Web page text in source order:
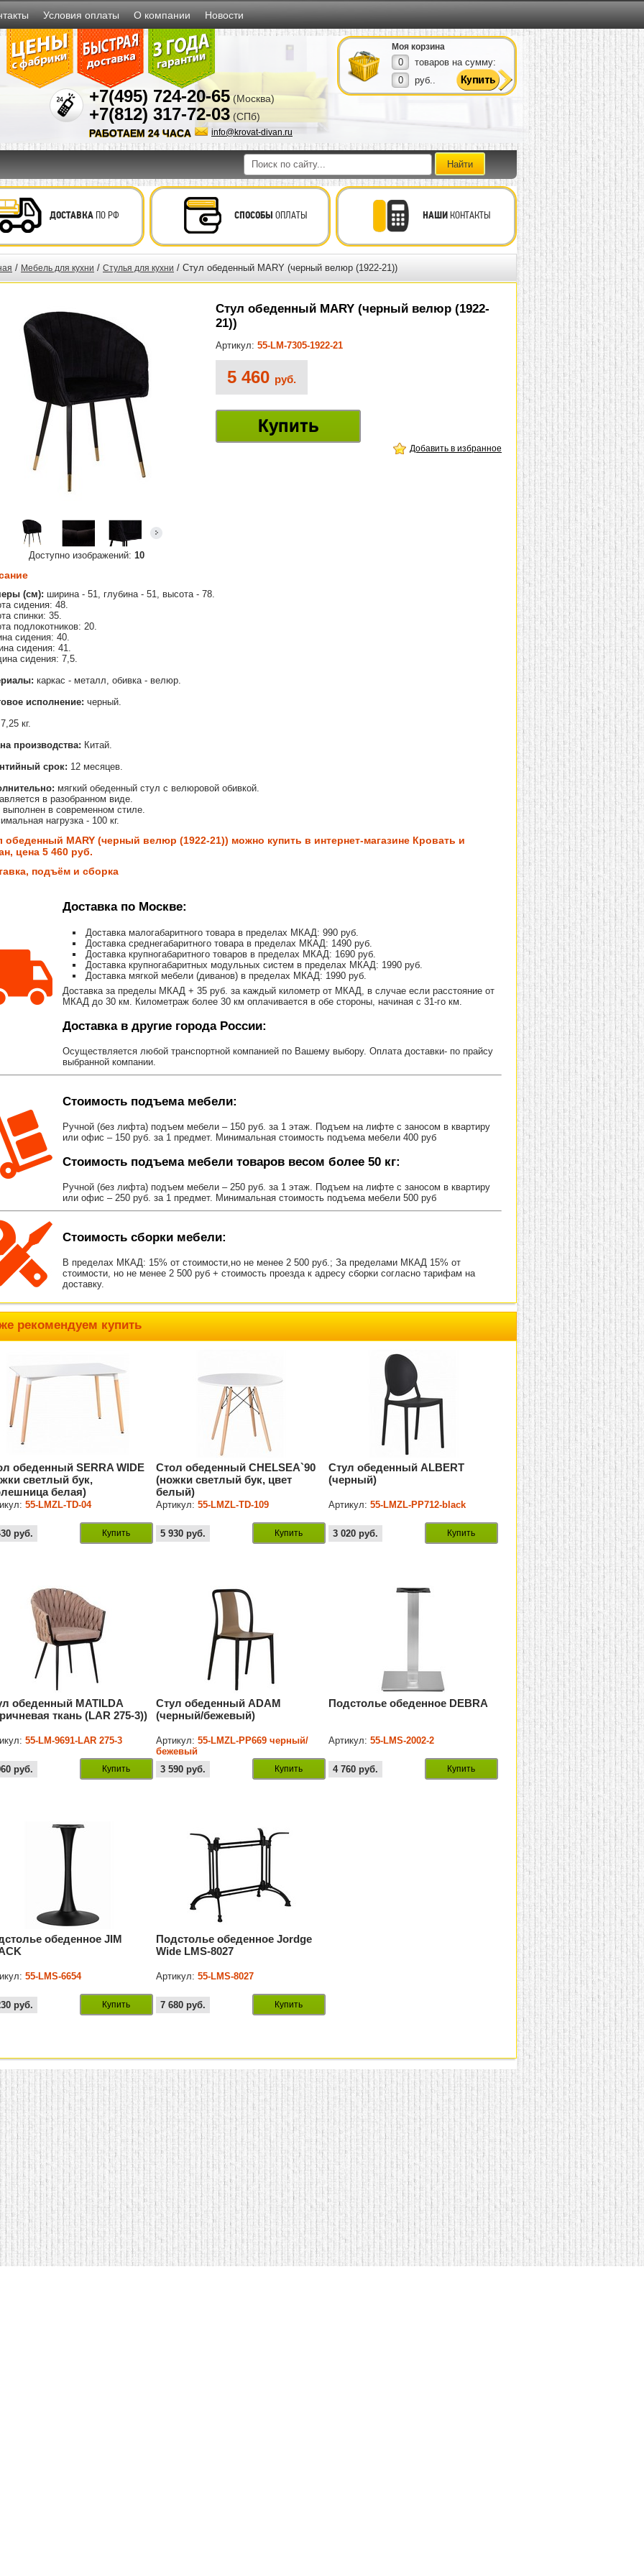
Условия оплаты О компании Новости
+7(495) 724-20-65 (Москва)
+7(812) 317-72-03 (СПб)
info@krovat-divan.ru
РАБОТАЕМ 24 ЧАСА
Моя корзина
0
товаров на сумму:
0
руб..
ДОСТАВКАПО РФ СПОСОБЫ ОПЛАТЫ НАШИКОНТАКТЫ
/ Мебель для кухни / Стулья для кухни / Стул обеденный MARY (черный велюр (1922-21))
Доступно изображений: 10
Стул обеденный MARY (черный велюр (1922-
21))
Артикул: 55-LM-7305-1922-21
5 460 руб.
Купить
Добавить в избранное
(см): ширина - 51, глубина - 51, высота - 78.
сидения: 48.
спинки: 35.
подлокотников: 20.
сидения: 40.
сидения: 41.
сидения: 7,5.
каркас - металл, обивка - велюр.
исполнение: черный.
7,25 кг.
производства: Китай.
срок: 12 месяцев.
мягкий обеденный стул с велюровой обивкой.
в разобранном виде.
выполнен в современном стиле.
нагрузка - 100 кг.
обеденный MARY (черный велюр (1922-21)) можно купить в интернет-магазине Кровать и
цена 5 460 руб.
подъём и сборка
Доставка по Москве:
Доставка малогабаритного товара в пределах МКАД: 990 руб.
Доставка среднегабаритного товара в пределах МКАД: 1490 руб.
Доставка крупногабаритного товаров в пределах МКАД: 1690 руб.
Доставка крупногабаритных модульных систем в пределах МКАД: 1990 руб.
Доставка мягкой мебели (диванов) в пределах МКАД: 1990 руб.
Доставка за пределы МКАД + 35 руб. за каждый километр от МКАД, в случае если расстояние от
МКАД до 30 км. Километраж более 30 км оплачивается в обе стороны, начиная с 31-го км.
Доставка в другие города России:
Осуществляется любой транспортной компанией по Вашему выбору. Оплата доставки- по прайсу
выбранной компании.
Стоимость подъема мебели:
Ручной (без лифта) подъем мебели – 150 руб. за 1 этаж. Подъем на лифте с заносом в квартиру
или офис – 150 руб. за 1 предмет. Минимальная стоимость подъема мебели 400 руб
Стоимость подъема мебели товаров весом более 50 кг:
Ручной (без лифта) подъем мебели – 250 руб. за 1 этаж. Подъем на лифте с заносом в квартиру
или офис – 250 руб. за 1 предмет. Минимальная стоимость подъема мебели 500 руб
Стоимость сборки мебели:
В пределах МКАД: 15% от стоимости,но не менее 2 500 руб.; За пределами МКАД 15% от
стоимости, но не менее 2 500 руб + стоимость проезда к адресу сборки согласно тарифам на
доставку.
рекомендуем купить
обеденный SERRA WIDE
светлый бук,
белая)
55-LMZL-TD-04
руб. Купить
Стол обеденный CHELSEA`90
(ножки светлый бук, цвет
белый)
Артикул:55-LMZL-TD-109
5 930 руб. Купить
Стул обеденный ALBERT
(черный)
Артикул:55-LMZL-РР712-black
3 020 руб. Купить
обеденный MATILDA
ткань (LAR 275-3))
55-LM-9691-LAR 275-3
руб. Купить
Стул обеденный ADAM
(черный/бежевый)
Артикул:55-LMZL-PP669 черный/
бежевый
3 590 руб. Купить
Подстолье обеденное DEBRA
Артикул:55-LMS-2002-2
4 760 руб. Купить
обеденное JIM
55-LMS-6654
руб. Купить
Подстолье обеденное Jordge
Wide LMS-8027
Артикул:55-LMS-8027
7 680 руб. Купить